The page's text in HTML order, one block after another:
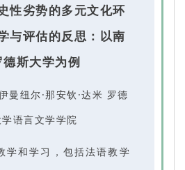
性劣势的多元文化环
与评估的反思：以南
德斯大学为例
曼纽尔·那安钦·达米 罗德
语言文学学院
学和学习，包括法语教学